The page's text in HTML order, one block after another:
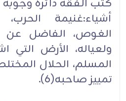
كتب الفقه دائرة
أشياء:غنيمة الحرب،
الغوص، الفاضل عن
ولعياله، الأرض التي
المسلم، الحلال
تمييز صاحبه(6).